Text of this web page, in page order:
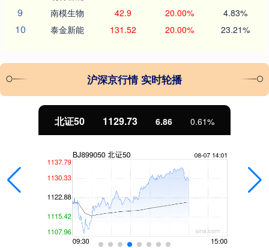
9 南模生物 42.9 20.00% 4.83%
10 泰金新能 131.52 20.00% 23.21%
沪深京行情 实时轮播
北证50 1129.73 6.86 0.61%